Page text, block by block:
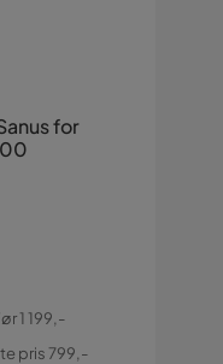
for
1 199,-
pris 799,-